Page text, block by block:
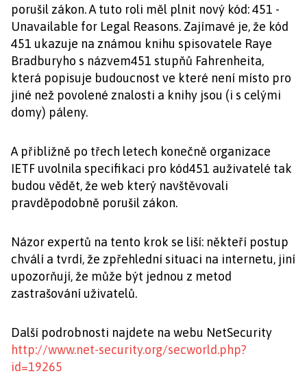
porušil zákon. A tuto roli měl plnit nový kód: 451 -
Unavailable for Legal Reasons. Zajímavé je, že kód
451 ukazuje na známou knihu spisovatele Raye
Bradburyho s názvem451 stupňů Fahrenheita,
která popisuje budoucnost ve které není místo pro
jiné než povolené znalosti a knihy jsou (i s celými
domy) páleny.
A přibližně po třech letech konečně organizace
IETF uvolnila specifikaci pro kód451 auživatelé tak
budou vědět, že web který navštěvovali
pravděpodobně porušil zákon.
Názor expertů na tento krok se liší: někteří postup
chválí a tvrdí, že zpřehlední situaci na internetu, jiní
upozorňují, že může být jednou z metod
zastrašování uživatelů.
Další podrobnosti najdete na webu NetSecurity
http://www.net-security.org/secworld.php?
id=19265